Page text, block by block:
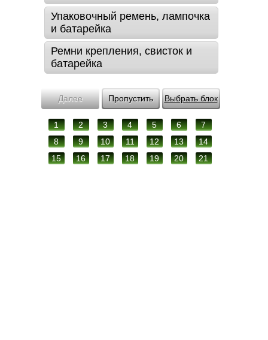
Упаковочный ремень, лампочка
и батарейка
Ремни крепления, свисток и
батарейка
Далее Пропустить Выбрать блок
1 2 3 4 5 6
7
8
9 10 11 12 13
14
15
16 17 18 19 20 21